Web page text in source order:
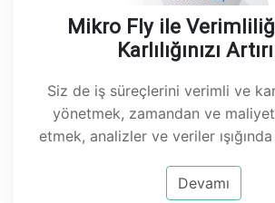
Mikro Fly ile
Karlılığınızı
Siz de iş süreçlerini verimli ve
yönetmek, zamandan ve
etmek, analizler ve veriler
Devamı